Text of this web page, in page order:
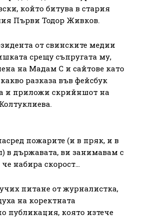
който битува в стария
Първи Тодор Живков.
от свинските медии
срещу съпругата му,
на Мадам С и сайтове като
разказа във фейсбук
и приложи скрийншот на
пожарите (и в пряк, и в
в държавата, ви занимавам с
набира скорост…
питане от журналистка,
на коректната
публикация, която изтече